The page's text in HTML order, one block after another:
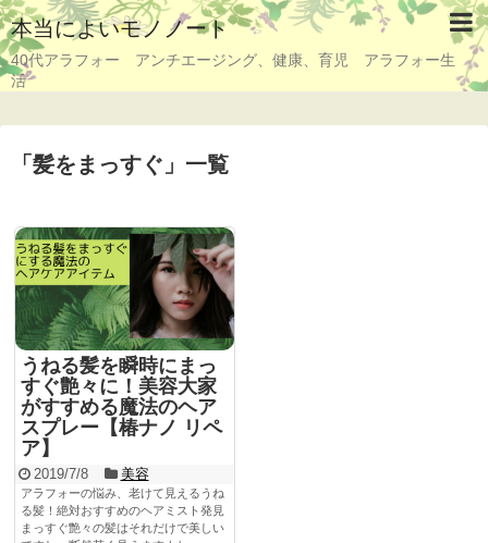
本当によいモノノート
40代アラフォー アンチエージング、健康、育児 アラフォー生
活
「 髪をまっすぐ 」 一覧
うねる髪を瞬時にまっ
すぐ艶々に！美容大家
がすすめる魔法のヘア
スプレー【椿ナノ リペ
ア】
2019/7/8 美容
アラフォーの悩み、老けて見えるうね
る髪！絶対おすすめのヘアミスト発見
まっすぐ艶々の髪はそれだけで美しい